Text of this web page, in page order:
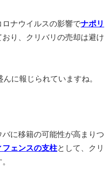
ナウイルスの影響でナポリ
おり、クリバリの売却は避け
に報じられていますね。
に移籍の可能性が高まりつ
フェンスの支柱として、クリ